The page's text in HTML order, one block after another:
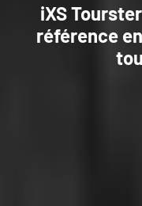
iXS
référence